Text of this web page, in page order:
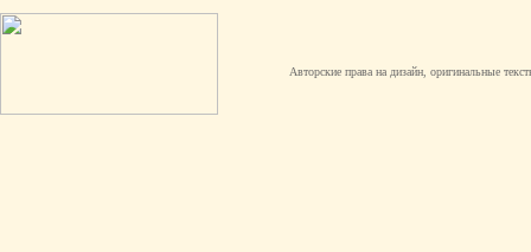
Авторские права на дизайн, оригинальные